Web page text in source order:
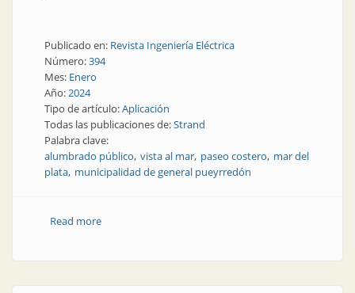
Publicado en: Revista Ingeniería Eléctrica
Número:394
Mes: Enero
Año:2024
Tipo de artículo:Aplicación
Todas las publicaciones de:Strand
Palabra clave:
alumbrado público vista al mar paseo costero mar del
plata municipalidad de general pueyrredón
Read moreabout Farolas y luminarias junto al mar